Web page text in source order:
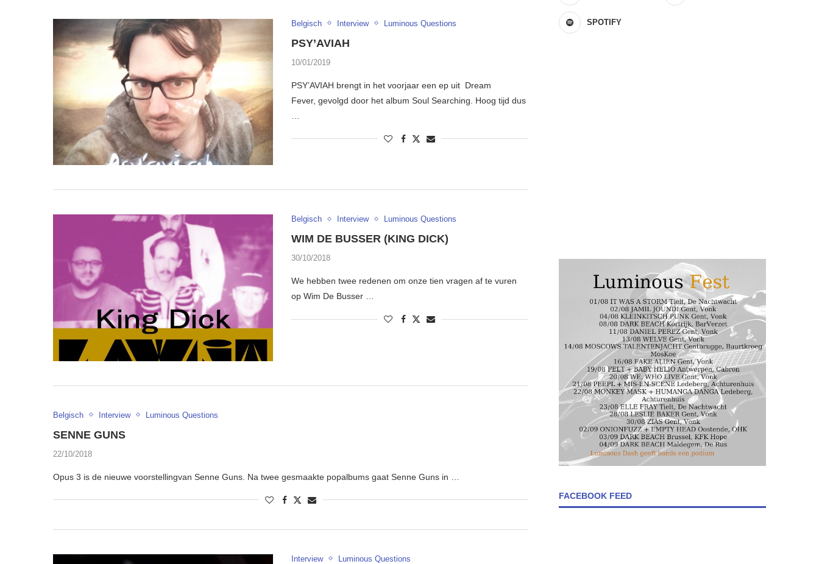
Belgisch Interview Luminous Questions
PSY’AVIAH
10/01/2019
PSY’AVIAH brengt in het voorjaar een ep uit Dream
Fever, gevolgd door het album Soul Searching. Hoog tijd dus
Belgisch Interview Luminous Questions
WIM DE BUSSER (KING DICK)
30/10/2018
We hebben twee redenen om onze tien vragen af te vuren
op Wim De Busser …
Belgisch Interview Luminous Questions
SENNE GUNS
22/10/2018
Opus 3 is de nieuwe voorstellingvan Senne Guns. Na twee gesmaakte popalbums gaat Senne Guns in …
Interview Luminous Questions
SPOTIFY
FACEBOOK FEED